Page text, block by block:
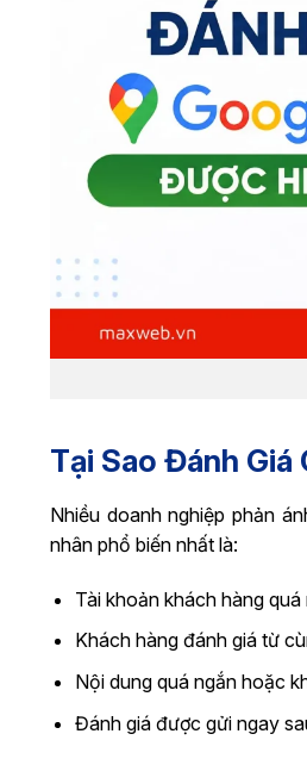
Tại Sao Đánh Giá
Nhiều doanh nghiệp phản
nhân phổ biến nhất là:
Tài khoản khách hàng
Khách hàng đánh giá từ
Nội dung quá ngắn hoặc
Đánh giá được gửi ngay